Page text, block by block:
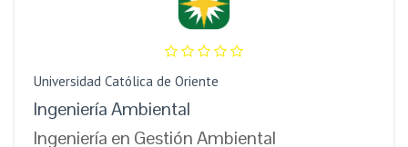
Universidad Católica de Oriente
Ingeniería Ambiental
Ingeniería en Gestión Ambiental